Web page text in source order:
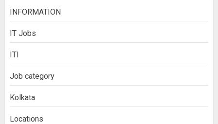
INFORMATION
IT Jobs
ITI
Job category
Kolkata
Locations